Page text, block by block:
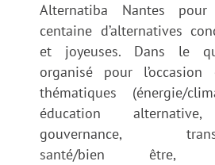
Alternatiba Nantes
centaine d’alternatives
et joyeuses. Dans le
organisé pour
thématiques (énergie/
éducation
gouvernance,
santé/bien être,